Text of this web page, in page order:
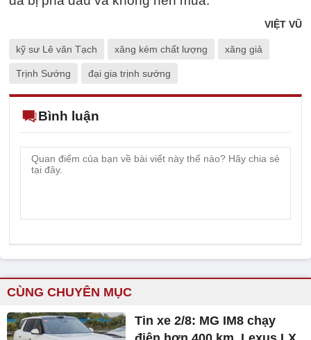
VIỆT VŨ
kỹ sư Lê văn Tạch xăng kém chất lượng xăng giả
Trịnh Sướng đại gia trịnh sướng
Bình luận
CÙNG CHUYÊN MỤC
Tin xe 2/8: MG IM8 chạy